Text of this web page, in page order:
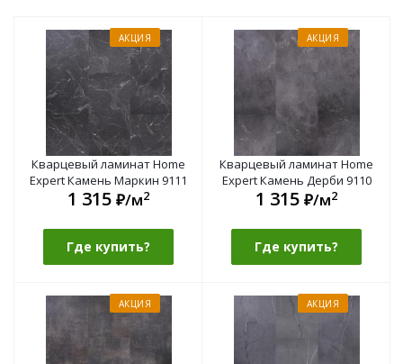
АКЦИЯ
Кварцевый ламинат Home
Expert Камень Маркин 9111
1 315 ₽/м2
Где купить?
АКЦИЯ
Кварцевый ламинат Home
Expert Камень Дерби 9110
1 315 ₽/м2
Где купить?
АКЦИЯ АКЦИЯ